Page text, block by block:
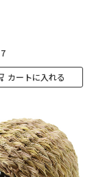
7
カートに入れる